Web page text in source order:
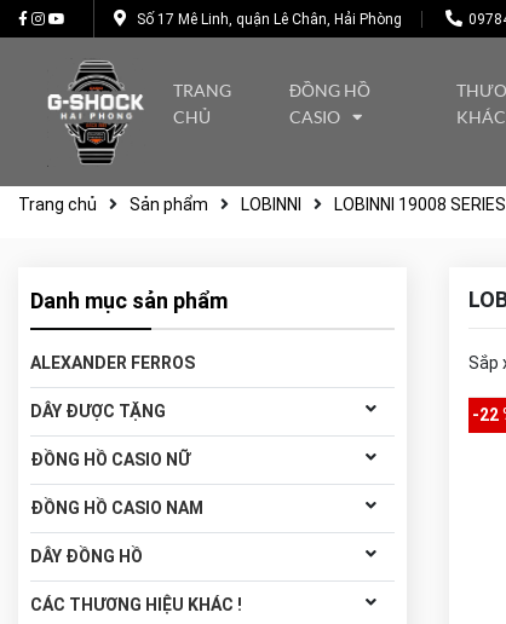
Số 17 Mê Linh, quận Lê Chân, Hải Phòng
TRANG
CHỦ
ĐỒNG HỒ
CASIO
Trang chủ Sản phẩm LOBINNI LOBINNI 19008 SERIES
Danh mục sản phẩm
ALEXANDER FERROS
DÂY ĐƯỢC TẶNG
ĐỒNG HỒ CASIO NỮ
ĐỒNG HỒ CASIO NAM
DÂY ĐỒNG HỒ
CÁC THƯƠNG HIỆU KHÁC !
Sắp
-22